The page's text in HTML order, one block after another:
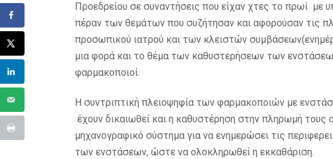
Προεδρείου σε συναντήσεις που είχαν χτες το πρωί με
πέραν των θεμάτων που συζήτησαν και αφορούσαν τις
προσωπικού ιατρού και των κλειστών
μια φορά και το θέμα των καθυστερήσεων των
φαρμακοποιοί.
Η συντριπτική πλειοψηφία των φαρμακοποιών με
έχουν δικαιωθεί και η καθυστέρηση στην πληρωμή τους
μηχανογραφικό σύστημα για να ενημερώσει τις
των ενστάσεων, ώστε να ολοκληρωθεί η εκκαθάριση.